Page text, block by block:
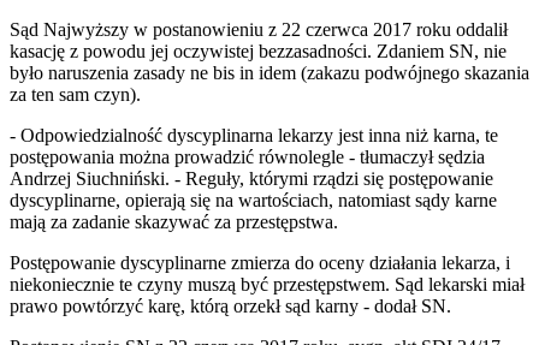
Sąd Najwyższy w postanowieniu z 22 czerwca 2017 roku oddalił
kasację z powodu jej oczywistej bezzasadności. Zdaniem SN, nie
było naruszenia zasady ne bis in idem (zakazu podwójnego skazania
za ten sam czyn).
- Odpowiedzialność dyscyplinarna lekarzy jest inna niż karna, te
postępowania można prowadzić równolegle - tłumaczył sędzia
Andrzej Siuchniński. - Reguły, którymi rządzi się postępowanie
dyscyplinarne, opierają się na wartościach, natomiast sądy karne
mają za zadanie skazywać za przestępstwa.
Postępowanie dyscyplinarne zmierza do oceny działania lekarza, i
niekoniecznie te czyny muszą być przestępstwem. Sąd lekarski miał
prawo powtórzyć karę, którą orzekł sąd karny - dodał SN.